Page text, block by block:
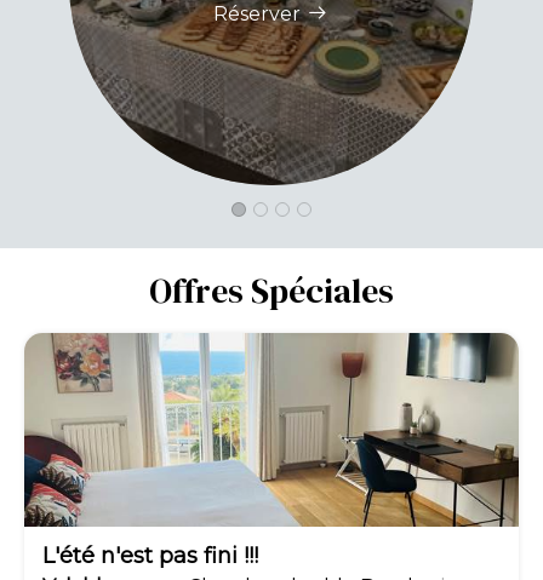
Réserver
Offres Spéciales
-10%
L'été n'est pas fini !!!